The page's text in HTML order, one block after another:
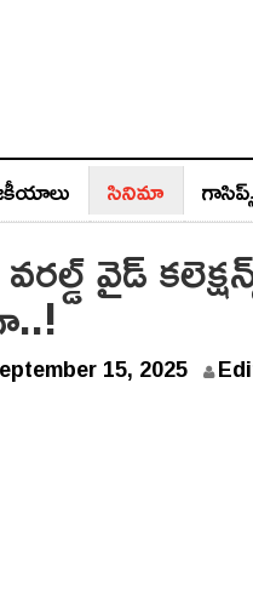
సినిమా
వైడ్
15, 2025S